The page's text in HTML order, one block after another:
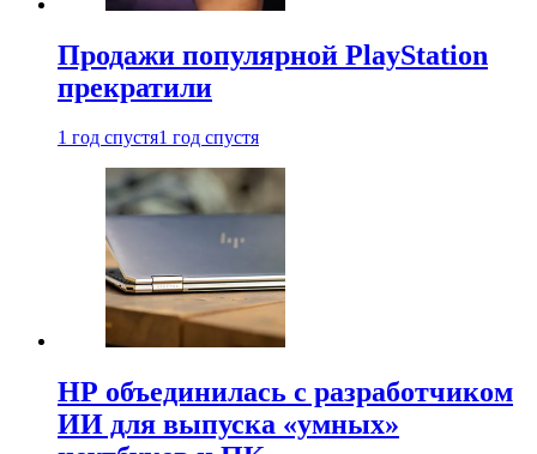
Продажи популярной PlayStation
прекратили
1 год спустя1 год спустя
HP объединилась с разработчиком
ИИ для выпуска «умных»